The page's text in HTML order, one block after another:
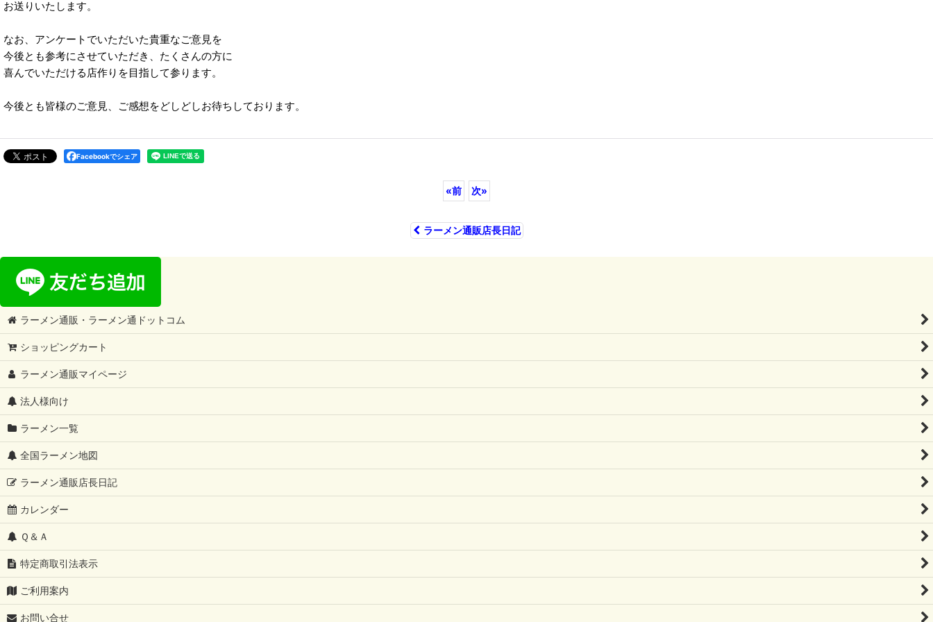
お送りいたします。
なお、アンケートでいただいた貴重なご意見を
今後とも参考にさせていただき、たくさんの方に
喜んでいただける店作りを目指して参ります。
今後とも皆様のご意見、ご感想をどしどしお待ちしております。
Facebookでシェア
«前 次»
ラーメン通販店長日記
ラーメン通販・ラーメン通ドットコム
ショッピングカート
ラーメン通販マイページ
法人様向け
ラーメン一覧
全国ラーメン地図
ラーメン通販店長日記
カレンダー
Ｑ＆Ａ
特定商取引法表示
ご利用案内
お問い合せ